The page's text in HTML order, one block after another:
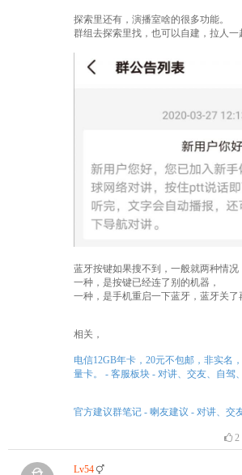
探索里还有，演播室啥的很多功能。
群组去探索里找，也可以自建，拉人一
蓝牙按键如果搜不到，一般就两种情况
一种，是按键已经连了别的机器，
一种，是手机重启一下蓝牙，蓝牙关了
相关，
电信12GB年卡，20元不包邮，非实名
量卡。 - 客服板块 - 对讲、交友、自驾
官方建议群笔记 - 喇友建议 - 对讲、交
2
Lv54